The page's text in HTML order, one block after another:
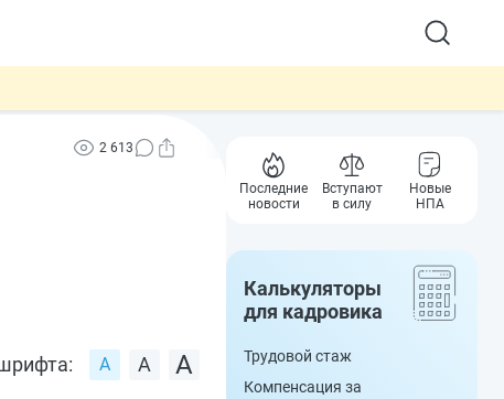
2 613
Последние
новости
Вступают
в силу
Новые
НПА
Калькуляторы
для кадровика
Трудовой стаж
Компенсация за